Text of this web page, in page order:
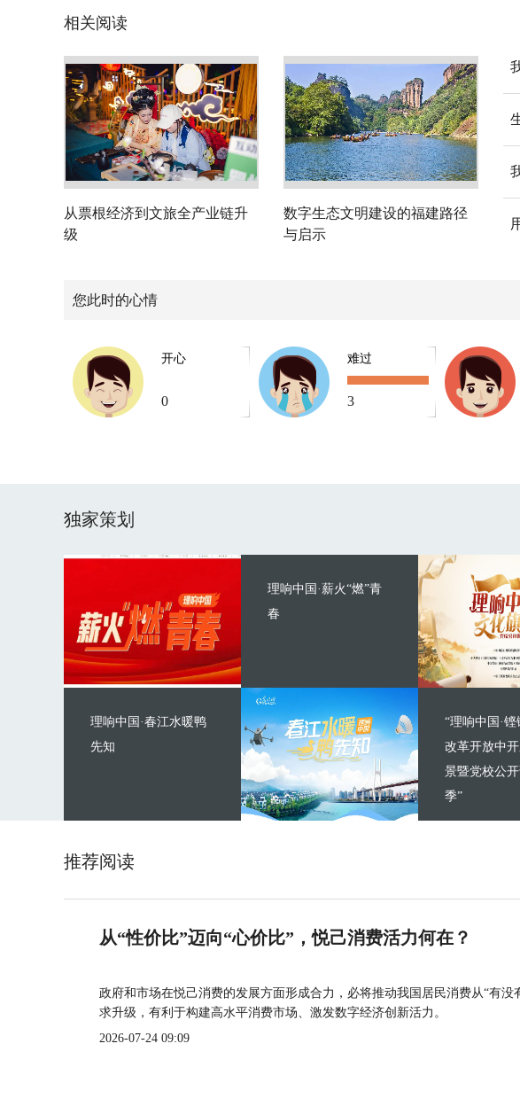
相关阅读
从票根经济到文旅全产业链升
级
数字生态文明建设的福建路径
与启示
您此时的心情
开心
0
难过
3
独家策划
理响中国·薪火“燃”青
春
理响中国·春江水暖鸭
先知
“理响中国·
改革开放中
景暨党校公
季”
推荐阅读
从“性价比”迈向“心价比”，悦己消费活力何在？
政府和市场在悦己消费的发展方面形成合力，必将推动我国居民消费从“有没
求升级，有利于构建高水平消费市场、激发数字经济创新活力。
2026-07-24 09:09